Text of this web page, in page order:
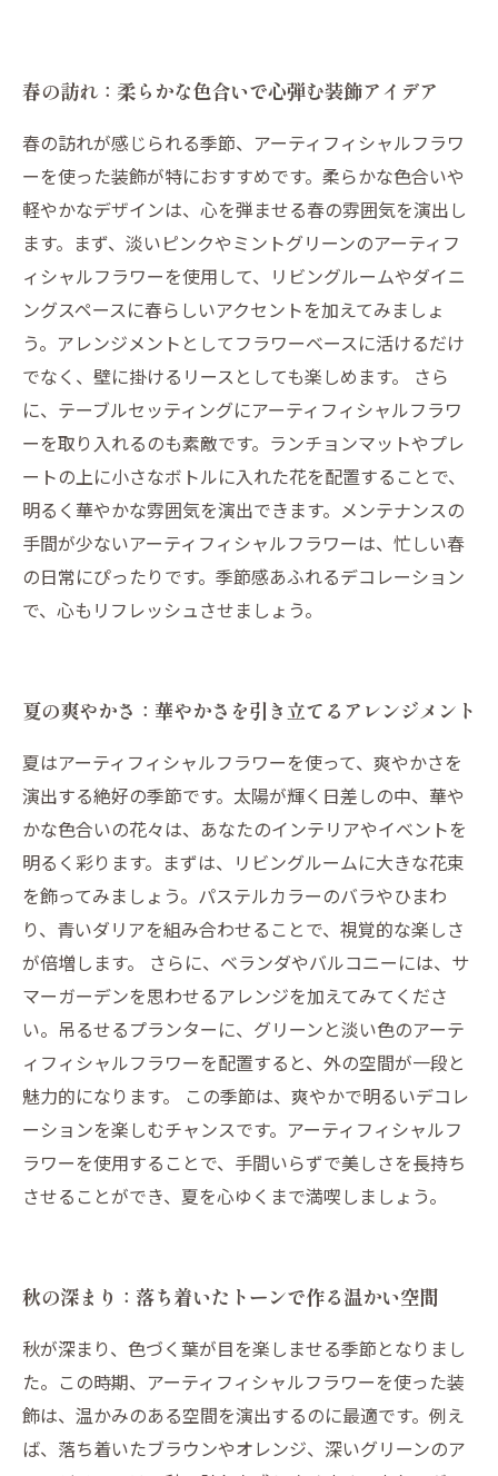
春の訪れ：柔らかな色合いで心弾む装飾アイデア
春の訪れが感じられる季節、アーティフィシャルフラワ
ーを使った装飾が特におすすめです。柔らかな色合いや
軽やかなデザインは、心を弾ませる春の雰囲気を演出し
ます。まず、淡いピンクやミントグリーンのアーティフ
ィシャルフラワーを使用して、リビングルームやダイニ
ングスペースに春らしいアクセントを加えてみましょ
う。アレンジメントとしてフラワーベースに活けるだけ
でなく、壁に掛けるリースとしても楽しめます。 さら
に、テーブルセッティングにアーティフィシャルフラワ
ーを取り入れるのも素敵です。ランチョンマットやプレ
ートの上に小さなボトルに入れた花を配置することで、
明るく華やかな雰囲気を演出できます。メンテナンスの
手間が少ないアーティフィシャルフラワーは、忙しい春
の日常にぴったりです。季節感あふれるデコレーション
で、心もリフレッシュさせましょう。
夏の爽やかさ：華やかさを引き立てるアレンジメント
夏はアーティフィシャルフラワーを使って、爽やかさを
演出する絶好の季節です。太陽が輝く日差しの中、華や
かな色合いの花々は、あなたのインテリアやイベントを
明るく彩ります。まずは、リビングルームに大きな花束
を飾ってみましょう。パステルカラーのバラやひまわ
り、青いダリアを組み合わせることで、視覚的な楽しさ
が倍増します。 さらに、ベランダやバルコニーには、サ
マーガーデンを思わせるアレンジを加えてみてくださ
い。吊るせるプランターに、グリーンと淡い色のアーテ
ィフィシャルフラワーを配置すると、外の空間が一段と
魅力的になります。 この季節は、爽やかで明るいデコレ
ーションを楽しむチャンスです。アーティフィシャルフ
ラワーを使用することで、手間いらずで美しさを長持ち
させることができ、夏を心ゆくまで満喫しましょう。
秋の深まり：落ち着いたトーンで作る温かい空間
秋が深まり、色づく葉が目を楽しませる季節となりまし
た。この時期、アーティフィシャルフラワーを使った装
飾は、温かみのある空間を演出するのに最適です。例え
ば、落ち着いたブラウンやオレンジ、深いグリーンのア